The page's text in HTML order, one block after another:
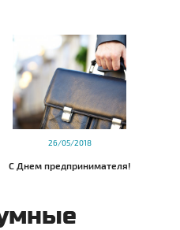
26/05/2018
С Днем предпринимателя!